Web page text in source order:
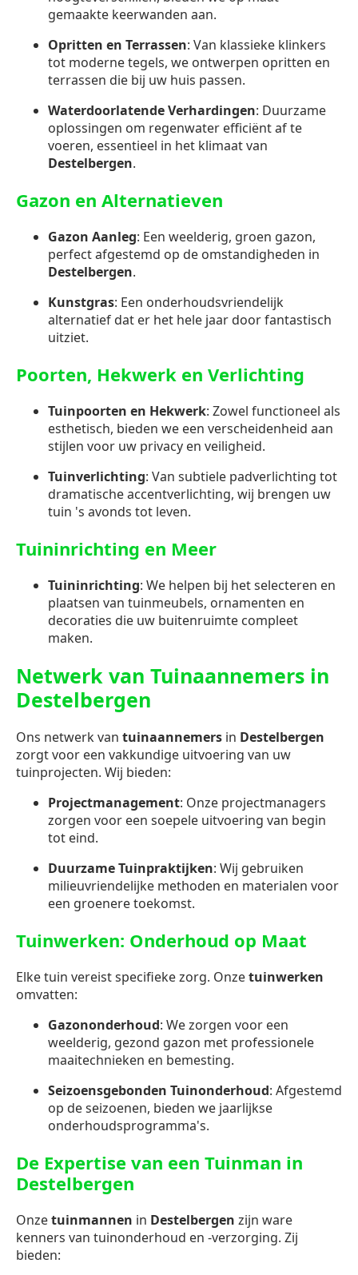
gemaakte keerwanden aan.
Opritten en Terrassen: Van klassieke klinkers
tot moderne tegels, we ontwerpen opritten en
terrassen die bij uw huis passen.
Waterdoorlatende Verhardingen: Duurzame
oplossingen om regenwater efficiënt af te
voeren, essentieel in het klimaat van
Destelbergen.
Gazon en Alternatieven
Gazon Aanleg: Een weelderig, groen gazon,
perfect afgestemd op de omstandigheden in
Destelbergen.
Kunstgras: Een onderhoudsvriendelijk
alternatief dat er het hele jaar door fantastisch
uitziet.
Poorten, Hekwerk en Verlichting
Tuinpoorten en Hekwerk: Zowel functioneel als
esthetisch, bieden we een verscheidenheid aan
stijlen voor uw privacy en veiligheid.
Tuinverlichting: Van subtiele padverlichting tot
dramatische accentverlichting, wij brengen uw
tuin 's avonds tot leven.
Tuininrichting en Meer
Tuininrichting: We helpen bij het selecteren en
plaatsen van tuinmeubels, ornamenten en
decoraties die uw buitenruimte compleet
maken.
Netwerk van Tuinaannemers in
Destelbergen
Ons netwerk van tuinaannemers in Destelbergen
zorgt voor een vakkundige uitvoering van uw
tuinprojecten. Wij bieden:
Projectmanagement: Onze projectmanagers
zorgen voor een soepele uitvoering van begin
tot eind.
Duurzame Tuinpraktijken: Wij gebruiken
milieuvriendelijke methoden en materialen voor
een groenere toekomst.
Tuinwerken: Onderhoud op Maat
Elke tuin vereist specifieke zorg. Onzetuinwerken
omvatten:
Gazononderhoud: We zorgen voor een
weelderig, gezond gazon met professionele
maaitechnieken en bemesting.
Seizoensgebonden Tuinonderhoud: Afgestemd
op de seizoenen, bieden we jaarlijkse
onderhoudsprogramma's.
De Expertise van een Tuinman in
Destelbergen
Onzetuinmannen in Destelbergen zijn ware
kenners van tuinonderhoud en -verzorging. Zij
bieden: